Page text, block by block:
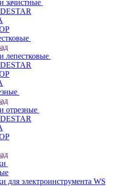
зачистные
лепестковые
отрезные
для электроинструмента WS